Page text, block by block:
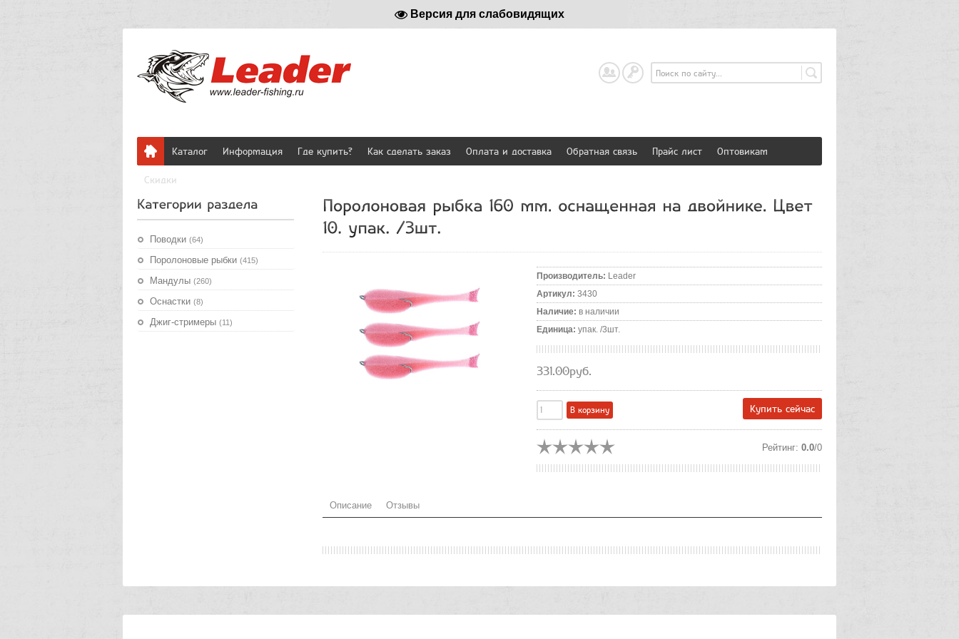
Версия для слабовидящих
Регистрация
Вход
Каталог Информация Где купить? Как сделать заказ Оплата и доставка Обратная связь Прайс лист Оптовикам
Скидки
Поводки (64)
Поролоновые рыбки (415)
Мандулы (260)
Оснастки (8)
Джиг-стримеры (11)
Производитель: Leader
Артикул: 3430
Наличие: в наличии
Единица: упак. /3шт.
331.00руб.
Купить сейчас
Рейтинг: 0.0/0
Описание Отзывы